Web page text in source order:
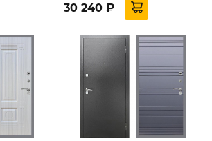
30 240 ₽